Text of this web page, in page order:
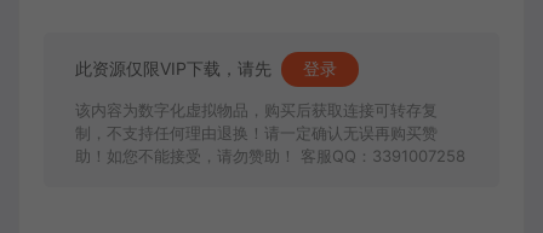
此资源仅限VIP下载，请先 登录
该内容为数字化虚拟物品，购买后获取连接可转存复
制，不支持任何理由退换！请一定确认无误再购买赞
助！如您不能接受，请勿赞助！ 客服QQ：3391007258